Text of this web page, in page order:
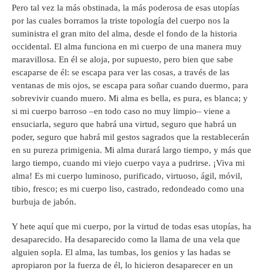
Pero tal vez la más obstinada, la más poderosa de esas utopías
por las cuales borramos la triste topología del cuerpo nos la
suministra el gran mito del alma, desde el fondo de la historia
occidental. El alma funciona en mi cuerpo de una manera muy
maravillosa. En él se aloja, por supuesto, pero bien que sabe
escaparse de él: se escapa para ver las cosas, a través de las
ventanas de mis ojos, se escapa para soñar cuando duermo, para
sobrevivir cuando muero. Mi alma es bella, es pura, es blanca; y
si mi cuerpo barroso –en todo caso no muy limpio– viene a
ensuciarla, seguro que habrá una virtud, seguro que habrá un
poder, seguro que habrá mil gestos sagrados que la restablecerán
en su pureza primigenia. Mi alma durará largo tiempo, y más que
largo tiempo, cuando mi viejo cuerpo vaya a pudrirse. ¡Viva mi
alma! Es mi cuerpo luminoso, purificado, virtuoso, ágil, móvil,
tibio, fresco; es mi cuerpo liso, castrado, redondeado como una
burbuja de jabón.
Y hete aquí que mi cuerpo, por la virtud de todas esas utopías, ha
desaparecido. Ha desaparecido como la llama de una vela que
alguien sopla. El alma, las tumbas, los genios y las hadas se
apropiaron por la fuerza de él, lo hicieron desaparecer en un